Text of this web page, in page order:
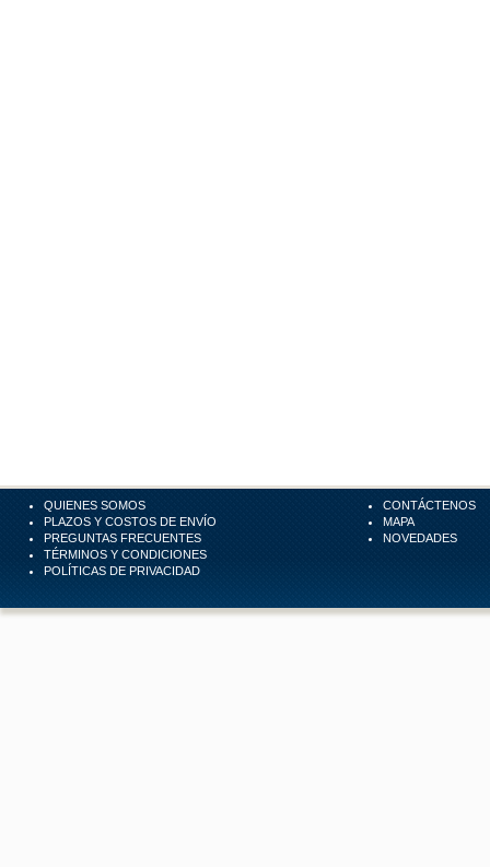
QUIENES SOMOS
PLAZOS Y COSTOS DE ENVÍO
PREGUNTAS FRECUENTES
TÉRMINOS Y CONDICIONES
POLÍTICAS DE PRIVACIDAD
CONTÁCTENOS
MAPA
NOVEDADES